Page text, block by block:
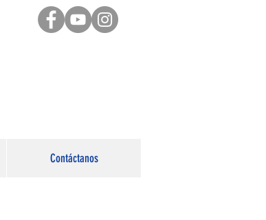
Contáctanos